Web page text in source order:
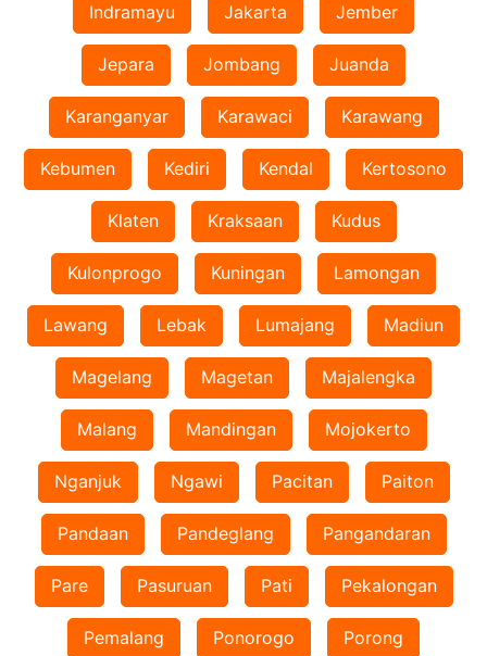
Indramayu Jakarta Jember
Jepara Jombang Juanda
Karanganyar Karawaci Karawang
Kebumen Kediri Kendal Kertosono
Klaten Kraksaan Kudus
Kulonprogo Kuningan Lamongan
Lawang Lebak Lumajang Madiun
Magelang Magetan Majalengka
Malang Mandingan Mojokerto
Nganjuk Ngawi Pacitan Paiton
Pandaan Pandeglang Pangandaran
Pare Pasuruan Pati Pekalongan
Pemalang Ponorogo Porong